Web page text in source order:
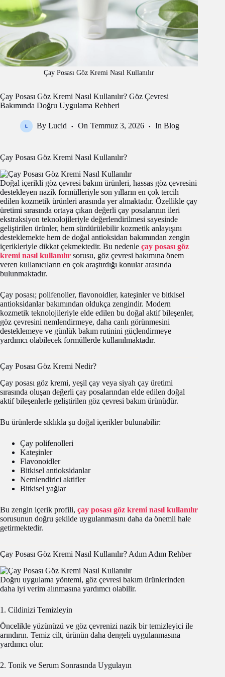
Çay Posası Göz Kremi Nasıl Kullanılır
Çay Posası Göz Kremi Nasıl Kullanılır? Göz Çevresi
Bakımında Doğru Uygulama Rehberi
By Lucid On Temmuz 3, 2026 In Blog
Çay Posası Göz Kremi Nasıl Kullanılır?
Doğal içerikli göz çevresi bakım ürünleri, hassas göz çevresini
destekleyen nazik formülleriyle son yılların en çok tercih
edilen kozmetik ürünleri arasında yer almaktadır. Özellikle çay
üretimi sırasında ortaya çıkan değerli çay posalarının ileri
ekstraksiyon teknolojileriyle değerlendirilmesi sayesinde
geliştirilen ürünler, hem sürdürülebilir kozmetik anlayışını
desteklemekte hem de doğal antioksidan bakımından zengin
içerikleriyle dikkat çekmektedir. Bu nedenle çay posası göz
kremi nasıl kullanılır sorusu, göz çevresi bakımına önem
veren kullanıcıların en çok araştırdığı konular arasında
bulunmaktadır.
Çay posası; polifenoller, flavonoidler, kateşinler ve bitkisel
antioksidanlar bakımından oldukça zengindir. Modern
kozmetik teknolojileriyle elde edilen bu doğal aktif bileşenler,
göz çevresini nemlendirmeye, daha canlı görünmesini
desteklemeye ve günlük bakım rutinini güçlendirmeye
yardımcı olabilecek formüllerde kullanılmaktadır.
Çay Posası Göz Kremi Nedir?
Çay posası göz kremi, yeşil çay veya siyah çay üretimi
sırasında oluşan değerli çay posalarından elde edilen doğal
aktif bileşenlerle geliştirilen göz çevresi bakım ürünüdür.
Bu ürünlerde sıklıkla şu doğal içerikler bulunabilir:
Çay polifenolleri
Kateşinler
Flavonoidler
Bitkisel antioksidanlar
Nemlendirici aktifler
Bitkisel yağlar
Bu zengin içerik profili, çay posası göz kremi nasıl kullanılır
sorusunun doğru şekilde uygulanmasını daha da önemli hale
getirmektedir.
Çay Posası Göz Kremi Nasıl Kullanılır? Adım Adım Rehber
Doğru uygulama yöntemi, göz çevresi bakım ürünlerinden
daha iyi verim alınmasına yardımcı olabilir.
1. Cildinizi Temizleyin
Öncelikle yüzünüzü ve göz çevrenizi nazik bir temizleyici ile
arındırın. Temiz cilt, ürünün daha dengeli uygulanmasına
yardımcı olur.
2. Tonik ve Serum Sonrasında Uygulayın